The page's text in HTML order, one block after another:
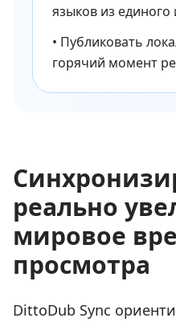
языков из единого
• Публиковать
горячий момент
реально
мировое
просмотра
DittoDub Sync